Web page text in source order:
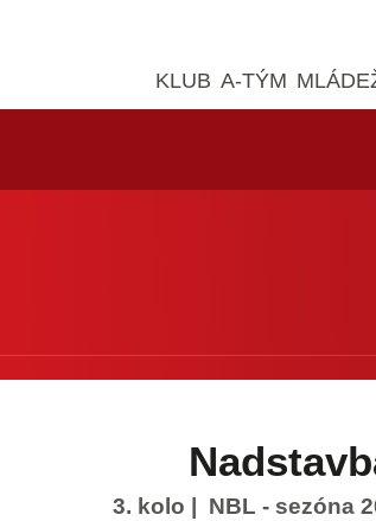
KLUB A-TÝM
3. kolo | NBL - sezóna